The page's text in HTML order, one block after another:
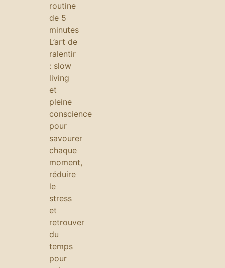
routine
de 5
minutes
L’art de
ralentir
: slow
living
et
pleine
conscience
pour
savourer
chaque
moment,
réduire
le
stress
et
retrouver
du
temps
pour